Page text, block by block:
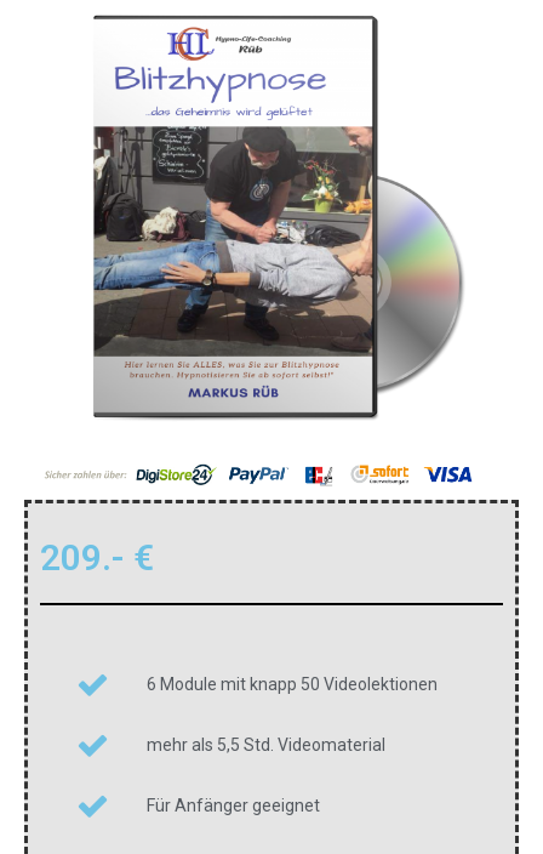
209.- €
6 Module mit knapp 50 Videolektionen
mehr als 5,5 Std. Videomaterial
Für Anfänger geeignet